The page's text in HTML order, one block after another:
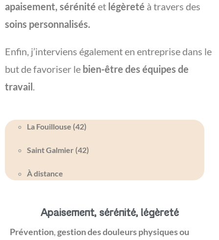
apaisement, sérénité et légèreté à travers des
soins personnalisés.
Enfin, j’interviens également en entreprise dans le
but de favoriser le bien-être des équipes de
travail.
La Fouillouse (42)
Saint Galmier (42)
À distance
Apaisement, sérénité, légèreté
Prévention,gestion des douleurs physiques ou